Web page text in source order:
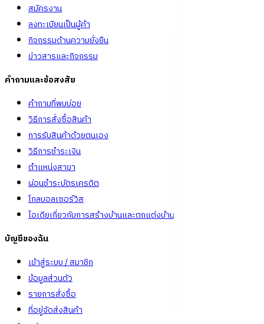
สมัครงาน
ลงทะเบียนเป็นผู้ค้า
กิจกรรมด้านความยั่งยืน
ข่าวสารและกิจกรรม
คำถามและข้อสงสัย
คำถามที่พบบ่อย
วิธีการสั่งซื้อสินค้า
การรับสินค้าด้วยตนเอง
วิธีการชำระเงิน
ตำแหน่งสาขา
ผ่อนชำระบัตรเครดิต
โกลบอลเซอร์วิส
ไอเดียเกี่ยวกับการสร้างบ้านและตกแต่งบ้าน
บัญชีของฉัน
เข้าสู่ระบบ / สมาชิก
ข้อมูลส่วนตัว
รายการสั่งซื้อ
ที่อยู่จัดส่งสินค้า